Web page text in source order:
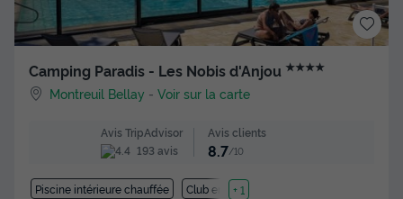
Camping Paradis - Les Nobis d'Anjou ★★★★
Montreuil Bellay -Voir sur la carte
Avis TripAdvisor
193 avis
Avis clients
8.7/10
Piscine intérieure chauffée Club enfant
+ 1